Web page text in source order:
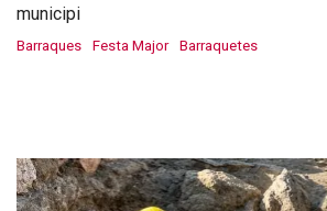
municipi
Barraques Festa Major Barraquetes